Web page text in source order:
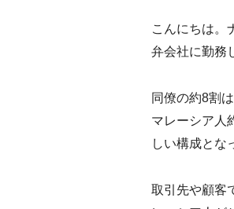
こんにちは。
弁会社に勤務
同僚の約8割
マレーシア人
しい構成とな
取引先や顧客